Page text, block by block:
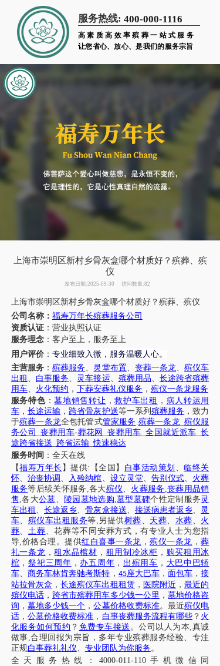
服务热线: 400-000-1116
高素质高效率殡葬一站式服务
让您省心、放心、是我们的服务宗旨
上海市崇明区新村乡骨灰盒哪个材质好？殡葬、殡
仪
发布日期:2025-09-30 访问数量:82
上海市崇明区 新村乡骨灰盒哪个材质好？ 殡葬、 殡仪
公司名称： 福寿万年长殡葬服务公司
资质认证：营业执照认证
服务理念：客户至上，服务至上
用户评价： 专业细致入微，服务温暖人心。
主营服务 ：殡葬服务、 灵堂布置、 丧葬一条龙、殡仪车
出租 、 白事服务、 灵车接运、 殡葬用品、 长途跨省殡葬
用车、 火化预约 ， 下葬安葬礼仪服务 ， 殡仪一条龙服务
服务特色：墓地销售转让 ，救护车出租 ， 病人转运用
车， 长途运输 ，跨省骨灰护送等一系列 殡葬服务 ，致力
于殡葬一条龙全包托管式管家服务 .殡葬一条龙_ 殡仪服
务公司
_丧葬用车-葬花网 丧葬用车 全国就近派车 长
途跨省接送 跨省运输_快速稳达
服务时间 ：全天在线
【福寿万年长 】提供:【全国】 白事活动策划 、临终关
怀、 治丧协调 、 入殓纳棺、 设立灵堂、 告别仪式、 火葬
服务等后续关怀服务 ,各大殡仪、 火葬服务 ,丧葬用品销
售,各大公墓、 陵园墓地选购,墓型墓碑个性定制服务 灵
车出租 、长途返乡、骨灰盒接送、 接送病患者返乡、
灵
车、 殡仪车出租服务等,另提供树葬、 天葬、 水葬、 火
葬、土葬、花葬等不同安葬方式，有专业人士为您指
导,价格合理。提供红白喜事一条龙 ，殡仪一条龙 ，葬
礼一条龙 ，租水晶棺材 ， 租用制冷冰柜 ， 购买租用冰
棺 ，祭祀三周年 ， 办五周年 ， 出殡用车 ， 大巴中巴轿
车、 商务车林肯奔驰考斯特 ， 45座大巴车， 面包车 ，接
站拉骨灰盒 ，长途殡仪车出租租赁， 医院附近 ，最近的
殡仪电话 ，跨省市殡葬用车多少钱一公里 ，墓地价格咨
询 ， 墓地多少钱一个 ，公墓价格收费标准。最近殡仪电
话， 公墓价格收费标准 ， 白事丧葬服务流程有哪些 ？ 火
化服务如何预约 ？ 免费专车接送 。公司以人为本,真诚
做事,合理回报为宗旨，多年专业殡葬服务经验、专注
正规白事葬礼礼仪、 专业团队为你服务。
全天服务热线
： 4000-011-110手机微信同